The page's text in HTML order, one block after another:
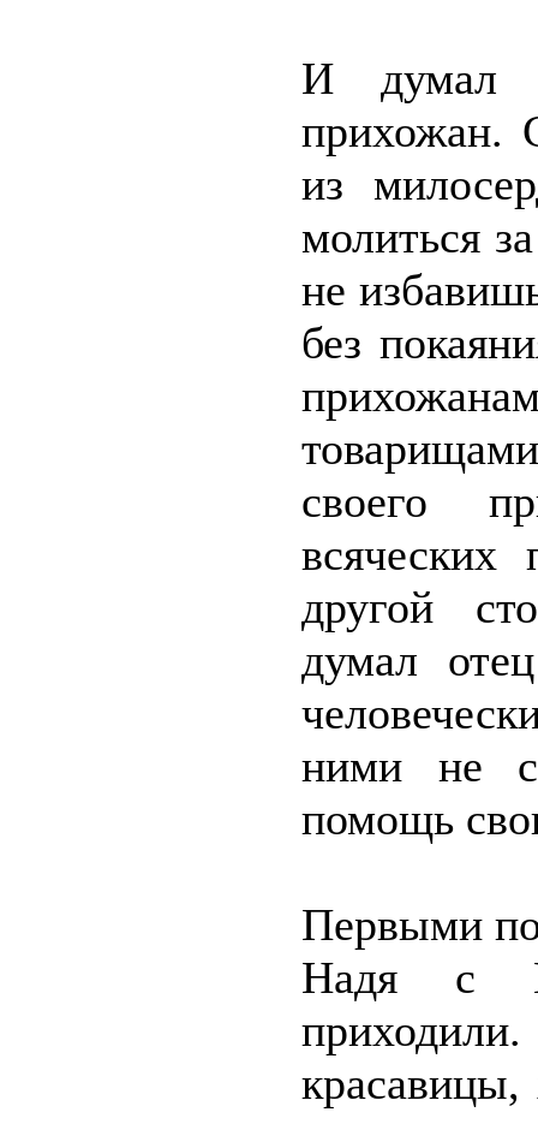
И думал
прихожан.
из
молиться
не
без
своего
другой
думал
ними не
помощь
Первыми
Надя с